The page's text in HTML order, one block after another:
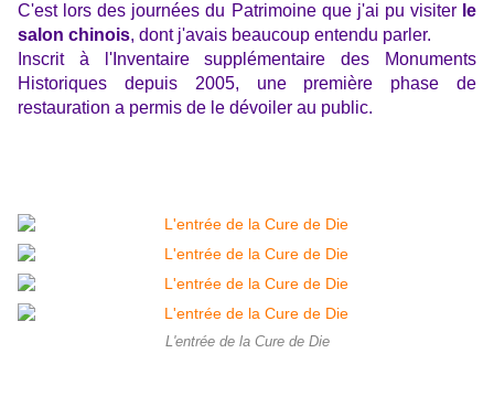
C'est lors des journées du Patrimoine que j'ai pu visiter le
salon chinois, dont j'avais beaucoup entendu parler.
Inscrit à l'Inventaire supplémentaire des Monuments
Historiques depuis 2005, une première phase de
restauration a permis de le dévoiler au public.
L'entrée de la Cure de Die